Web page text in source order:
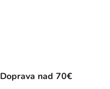
Doprava nad 70€